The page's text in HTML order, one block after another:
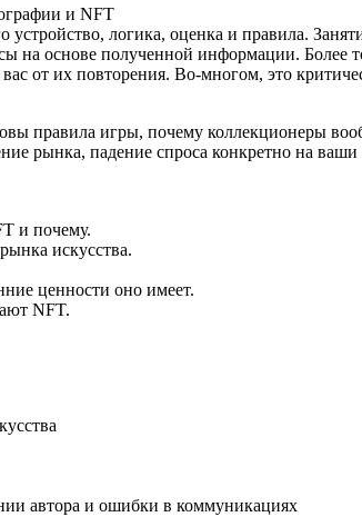
и NFT
устройство, логика, оценка и правила.
на основе полученной информации.
от их повторения. Во-многом, это
правила игры, почему коллекционеры
рынка, падение спроса конкретно на
и почему.
искусства.
ценности оно имеет.
NFT.
автора и ошибки в коммуникациях